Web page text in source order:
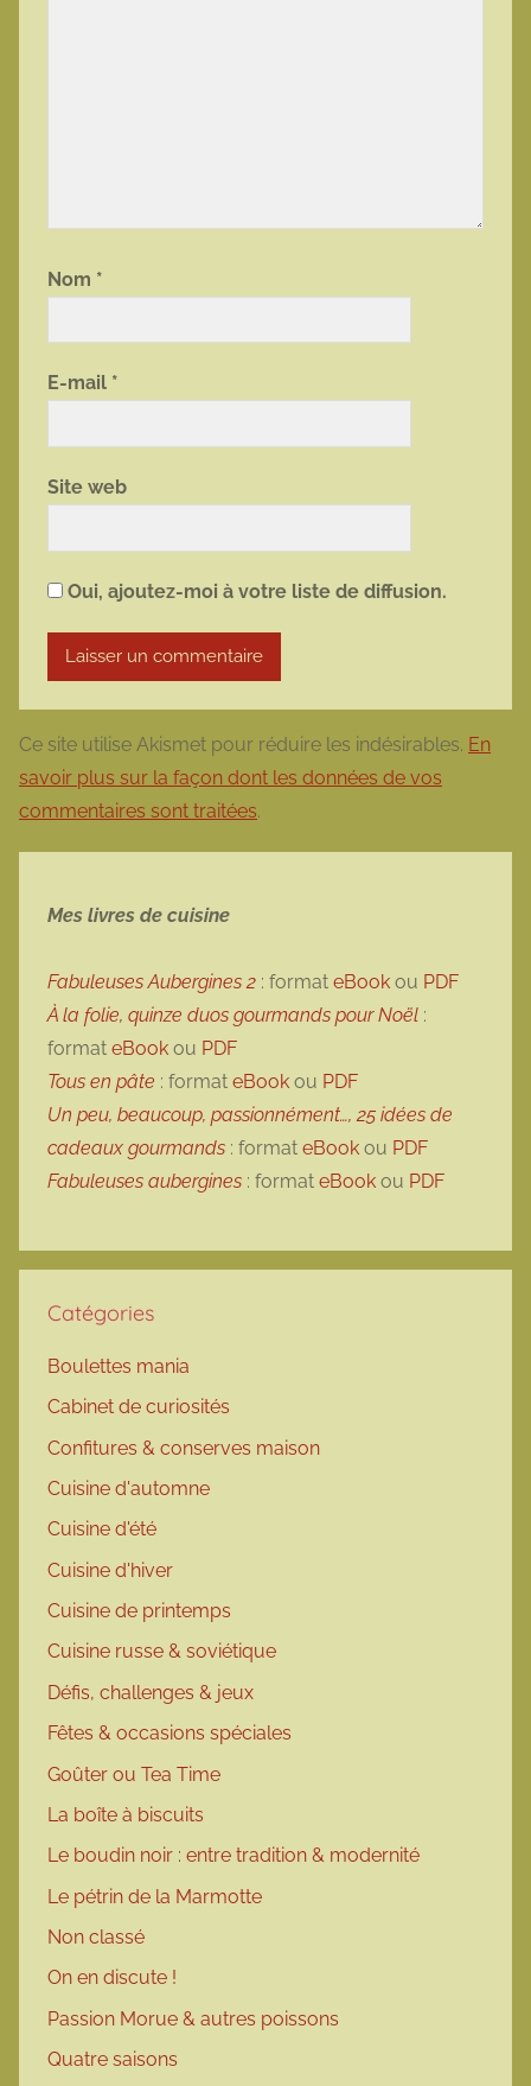
Nom *
E-mail *
Site web
Oui, ajoutez-moi à votre liste de diffusion.
Ce site utilise Akismet pour réduire les indésirables. En
savoir plus sur la façon dont les données de vos
commentaires sont traitées.
Mes livres de cuisine
Fabuleuses Aubergines 2 : format eBook ou PDF
À la folie, quinze duos gourmands pour Noël :
format eBook ou PDF
Tous en pâte : format eBook ou PDF
Un peu, beaucoup, passionnément…, 25 idées de
cadeaux gourmands : format eBook ou PDF
Fabuleuses aubergines : format eBook ou PDF
Catégories
Boulettes mania
Cabinet de curiosités
Confitures & conserves maison
Cuisine d'automne
Cuisine d'été
Cuisine d'hiver
Cuisine de printemps
Cuisine russe & soviétique
Défis, challenges & jeux
Fêtes & occasions spéciales
Goûter ou Tea Time
La boîte à biscuits
Le boudin noir : entre tradition & modernité
Le pétrin de la Marmotte
Non classé
On en discute !
Passion Morue & autres poissons
Quatre saisons